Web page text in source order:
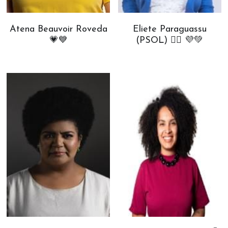
Atena Beauvoir Roveda
💗💙
Eliete Paraguassu
(PSOL) ✊🏾 💜💚